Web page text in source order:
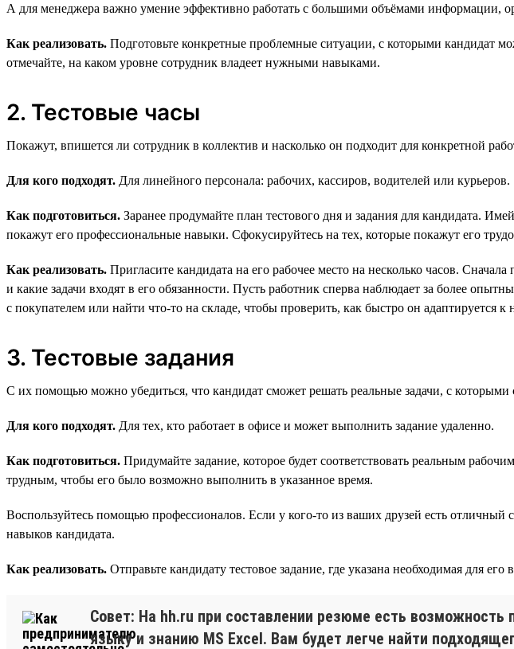
А для менеджера важно умение эффективно работать с большими объёмами информации,
Как реализовать. Подготовьте конкретные проблемные ситуации, с которыми кандидат
отмечайте, на каком уровне сотрудник владеет нужными навыками.
2. Тестовые часы
Покажут, впишется ли сотрудник в коллектив и насколько он подходит для конкретной
Для кого подходят. Для линейного персонала: рабочих, кассиров, водителей или курьеров.
Как подготовиться. Заранее продумайте план тестового дня и задания для кандидата.
покажут его профессиональные навыки. Сфокусируйтесь на тех, которые покажут его
Как реализовать. Пригласите кандидата на его рабочее место на несколько часов.
и какие задачи входят в его обязанности. Пусть работник сперва наблюдает за более
с покупателем или найти что-то на складе, чтобы проверить, как быстро он адаптируется к
3. Тестовые задания
С их помощью можно убедиться, что кандидат сможет решать реальные задачи, с которыми
Для кого подходят. Для тех, кто работает в офисе и может выполнить задание удаленно.
Как подготовиться. Придумайте задание, которое будет соответствовать реальным
трудным, чтобы его было возможно выполнить в указанное время.
Воспользуйтесь помощью профессионалов. Если у кого-то из ваших друзей есть отличный
навыков кандидата.
Как реализовать. Отправьте кандидату тестовое задание, где указана необходимая для
Совет: На hh.ru при составлении резюме есть возможность
языку и знанию MS Excel. Вам будет легче найти